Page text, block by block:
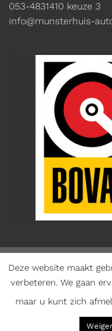
053-4831410 keuze 3
info@munsterhuis-
Copyright 2026 ©
Algemene voorwaarden
Deze website maakt
verbeteren. We gaan
maar u kunt zich